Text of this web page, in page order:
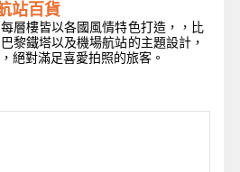
站百貨
層樓皆以各國風情特色打造，，比
黎鐵塔以及機場航站的主題設計，
絕對滿足喜愛拍照的旅客。